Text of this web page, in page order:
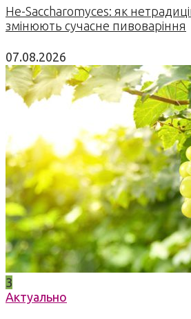
Не-Saccharomyces: як
змінюють сучасне пивоваріння
07.08.2026
3
Актуально